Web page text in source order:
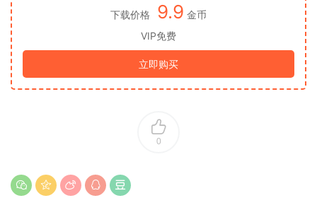
下载价格 9.9 金币
VIP免费
立即购买
0